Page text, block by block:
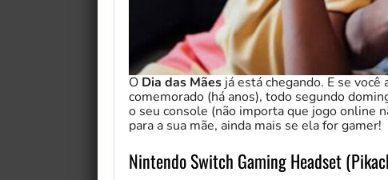
O Dia das Mães já está chegando. E se
comemorado (há anos), todo segundo
o seu console (não importa que jogo online
para a sua mãe, ainda mais se ela for gamer!
Nintendo Switch Gaming Headset